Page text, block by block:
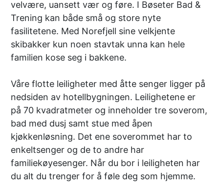
velvære, uansett vær og føre. I Bøseter Bad &
Trening kan både små og store nyte
fasilitetene. Med Norefjell sine velkjente
skibakker kun noen stavtak unna kan hele
familien kose seg i bakkene.
Våre flotte leiligheter med åtte senger ligger på
nedsiden av hotellbygningen. Leilighetene er
på 70 kvadratmeter og inneholder tre soverom,
bad med dusj samt stue med åpen
kjøkkenløsning. Det ene soverommet har to
enkeltsenger og de to andre har
familiekøyesenger. Når du bor i leiligheten har
du alt du trenger for å føle deg som hjemme.